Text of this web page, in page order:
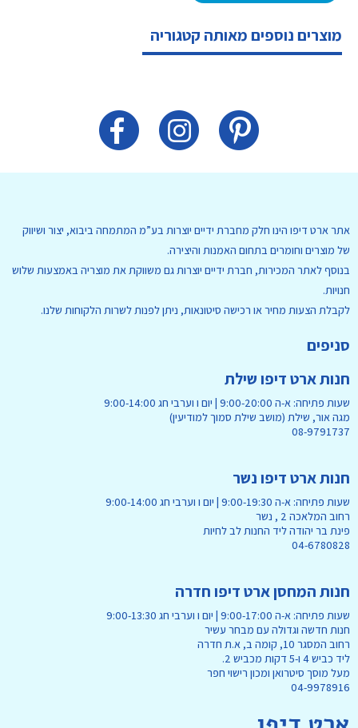
מוצרים נוספים מאותה קטגוריה
אתר ארט דיפו הינו חלק מחברת ידיים יוצרות בע”מ המתמחה ביבוא, יצור ושיווק
של מוצרים וחומרים בתחום האמנות והיצירה.
בנוסף לאתר המכירות, חברת ידיים יוצרות גם משווקת את מוצריה באמצעות שלוש
חנויות.
לקבלת הצעות מחיר או רכישה סיטונאות, ניתן לפנות לשרות הלקוחות שלנו.
סניפים
חנות ארט דיפו שילת
שעות פתיחה: א-ה 9:00-20:00 | יום ו וערבי חג 9:00-14:00
מגה אור, שילת (מושב שילת סמוך למודיעין)
08-9791737
חנות ארט דיפו נשר
שעות פתיחה: א-ה 9:00-19:30 | יום ו וערבי חג 9:00-14:00
רחוב המלאכה 2 , נשר
פינת בר יהודה ליד החנות לב לחיות
04-6780828
חנות המחסן ארט דיפו חדרה
שעות פתיחה: א-ה 9:00-17:00 | יום ו וערבי חג 9:00-13:30
חנות חדשה וגדולה עם מבחר עשיר
רחוב המסגר 10, קומה ב, א.ת חדרה
ליד כביש 4 ו-5 דקות מכביש 2.
מעל מוסך סיטרואן ומכון רישוי חפר
04-9978916